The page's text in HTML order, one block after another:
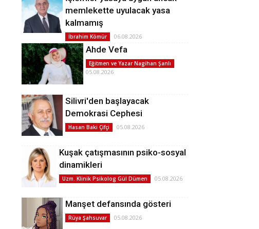
memlekette uyulacak yasa
kalmamış
İbrahim Kömür 06.08.2026
Ahde Vefa
Eğitmen ve Yazar Nagihan Şanlı
05.08.2026
Silivri'den başlayacak
Demokrasi Cephesi
Hasan Baki Çifçi 05.08.2026
Kuşak çatışmasının psiko-sosyal
dinamikleri
Uzm. Klinik Psikolog Gül Dümen 05.08.2026
Manşet defansında gösteri
Rüya Şahsuvar 05.08.2026